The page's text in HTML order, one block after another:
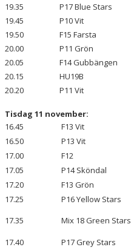
19.35
P17 Blue Stars
19.45
P10 Vit
19.50
F15 Farsta
20.00
P11 Grön
20.05
F14 Gubbängen
20.15
HU19B
20.20
P11 Vit
Tisdag 11 november:
16.45
F13 Vit
16.50
P13 Vit
17.00
F12
17.05
P14 Sköndal
17.20
F13 Grön
17.25
P16 Yellow Stars
17.35
Mix 18 Green Stars
17.40
P17 Grey Stars